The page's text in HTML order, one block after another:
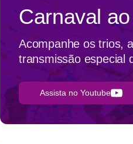
Carnaval
Acompanhe os trios,
transmissão especial
Assista no Youtube